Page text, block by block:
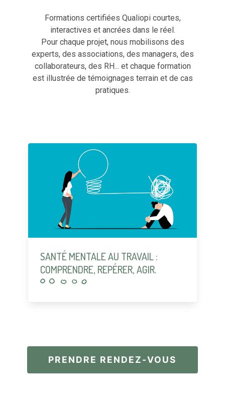
Formations certifiées Qualiopi courtes,
interactives et ancrées dans le réel.
Pour chaque projet, nous mobilisons des
experts, des associations, des managers, des
collaborateurs, des RH... et chaque formation
est illustrée de témoignages terrain et de cas
pratiques.
SANTÉ MENTALE AU TRAVAIL :
COMPRENDRE, REPÉRER, AGIR.
PRENDRE RENDEZ-VOUS